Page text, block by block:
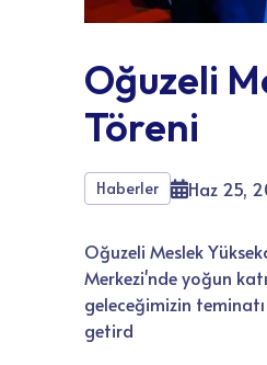
Oğuzeli
Töreni
Haberler Haz 25,
Oğuzeli Meslek
Merkezi'nde yoğun
geleceğimizin
getird